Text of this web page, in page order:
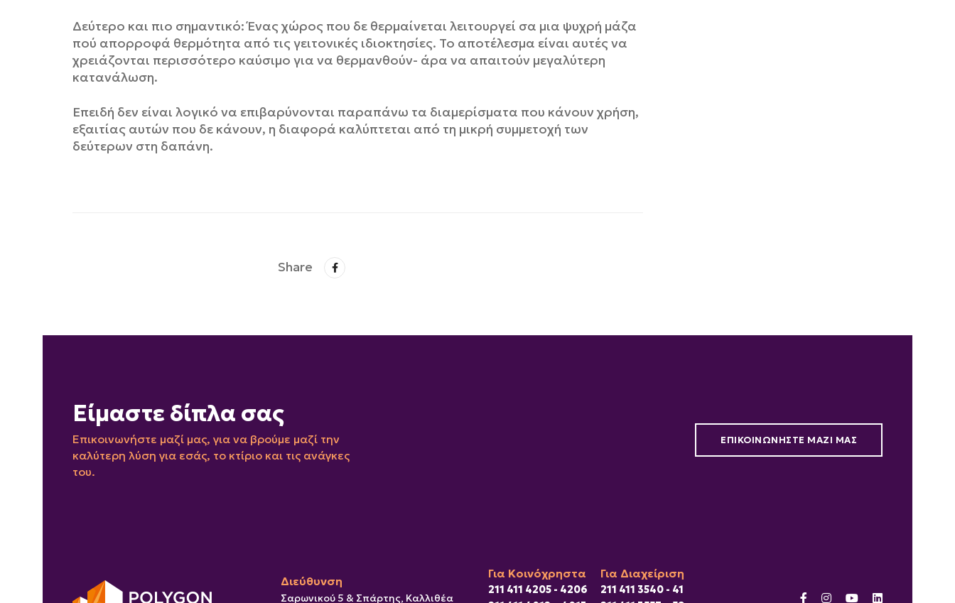
Δεύτερο και πιο σημαντικό: Ένας χώρος που δε θερμαίνεται λειτουργεί σα μια ψυχρή μάζα
πού απορροφά θερμότητα από τις γειτονικές ιδιοκτησίες. Το αποτέλεσμα είναι αυτές να
χρειάζονται περισσότερο καύσιμο για να θερμανθούν- άρα να απαιτούν μεγαλύτερη
κατανάλωση.
Επειδή δεν είναι λογικό να επιβαρύνονται παραπάνω τα διαμερίσματα που κάνουν χρήση,
εξαιτίας αυτών που δε κάνουν, η διαφορά καλύπτεται από τη μικρή συμμετοχή των
δεύτερων στη δαπάνη.
Share
Είμαστε δίπλα σας
Επικοινωνήστε μαζί μας, για να βρούμε μαζί την
καλύτερη λύση για εσάς, το κτίριο και τις ανάγκες
του.
ΕΠΙΚΟΙΝΩΝΗΣΤΕ ΜΑΖΙ ΜΑΣ
Διεύθυνση
Σαρωνικού 5 & Σπάρτης, Καλλιθέα
Για Κοινόχρηστα
211 411 4205 - 4206
Για Διαχείριση
211 411 3540 - 41
facebook
instagram
youtubelinkedin